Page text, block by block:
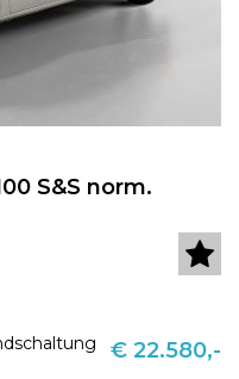
S&S norm.
€ 22.580,-